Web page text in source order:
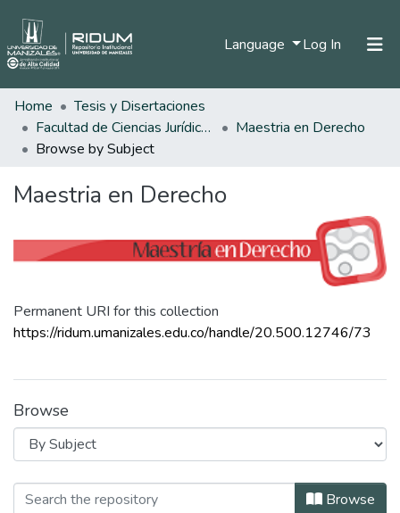
Language Log In (current)
Home
Tesis y Disertaciones
Facultad de Ciencias Jurídicas
Maestria en Derecho
Browse by Subject
Maestria en Derecho
Permanent URI for this collection
https://ridum.umanizales.edu.co/handle/20.500.12746/73
Browse
Browsing Maestria en Derecho by
Browse